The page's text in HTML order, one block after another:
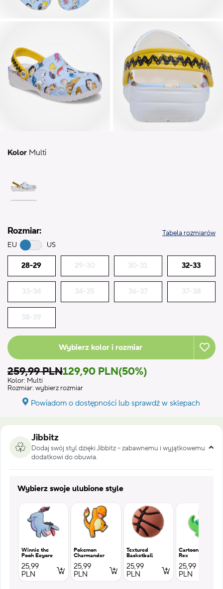
Kolor Multi
Rozmiar:
EU US
Tabela rozmiarów
28-29 29-30 30-31 32-33
33-34 34-35 36-37 37-38
38-39
Wybierz kolor i rozmiar
259,99 PLN129,90 PLN(50%)
Kolor: Multi
Rozmiar: wybierz rozmiar
Powiadom o dostępności lub sprawdź w sklepach
Jibbitz
Dodaj swój styl dzięki Jibbitz – zabawnemu i wyjątkowemu
dodatkowi do obuwia.
Wybierz swoje ulubione style
Winnie the
Pooh Eeyore
25,99
PLN
Pokemon
Charmander
25,99
PLN
Textured
Basketball
25,99
PLN
Cartoon T
Rex
25,99
PLN